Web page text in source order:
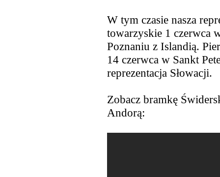
W tym czasie nasza
towarzyskie 1 czerwca
Poznaniu z Islandią.
14 czerwca w Sankt
reprezentacja Słowacji.
Zobacz bramkę
Andorą: